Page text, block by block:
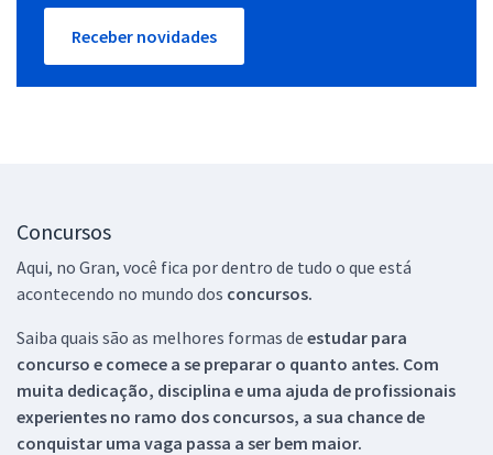
Receber novidades
Concursos
Aqui, no Gran, você fica por dentro de tudo o que está
acontecendo no mundo dos concursos.
Saiba quais são as melhores formas de estudar para
concurso e comece a se preparar o quanto antes. Com
muita dedicação, disciplina e uma ajuda de profissionais
experientes no ramo dos concursos, a sua chance de
conquistar uma vaga passa a ser bem maior.